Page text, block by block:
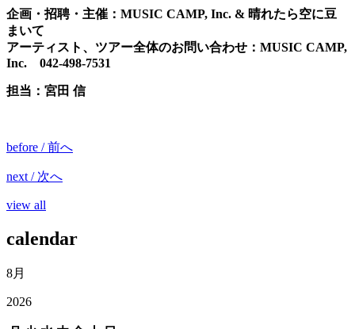
企画・招聘・主催 ：MUSIC CAMP, Inc. & 晴れたら空に豆
まいて
アーティスト、ツアー全体のお問い合わせ：MUSIC CAMP,
Inc. 042-498-7531
担当：宮田 信
before / 前へ
next / 次へ
view all
calendar
8月
2026